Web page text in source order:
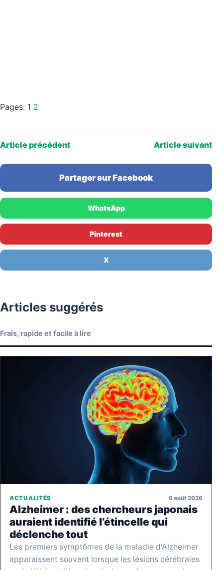
Pages: 1 2
Article précédent Article suivant
Partager sur Facebook
WhatsApp
Pinterest
X
Articles suggérés
Frais, rapide et facile à lire
ACTUALITÉS 6 août 2026
Alzheimer : des chercheurs japonais
auraient identifié l’étincelle qui
déclenche tout
Les premiers symptômes de la maladie d'Alzheimer
apparaissent souvent lorsque les lésions cérébrales